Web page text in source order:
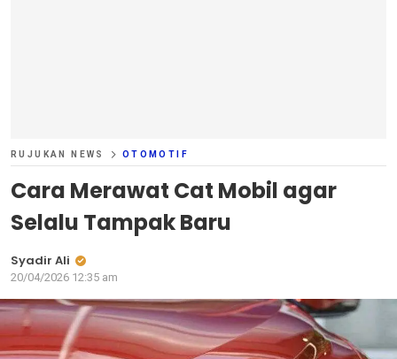
RUJUKAN NEWS OTOMOTIF
Cara Merawat Cat Mobil agar
Selalu Tampak Baru
Syadir Ali
20/04/2026 12:35 am